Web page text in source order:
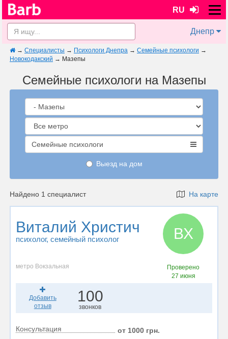
RU
Днепр
→ Специалисты → Психологи Днепра → Семейные психологи →
Новокодакский → Мазепы
Семейные психологи на Мазепы
Семейные психологи
Выезд на дом
Найдено 1 специалист На карте
Виталий Христич
психолог, семейный психолог ВХ
метро Вокзальная
Проверено
27 июня
Добавить
отзыв
100
звонков
Консультация от 1000 грн.